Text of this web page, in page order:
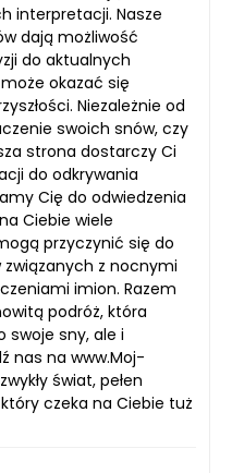
interpretacji. Nasze
dają możliwość
do aktualnych
okazać się
Niezależnie od
swoich snów, czy
strona dostarczy Ci
do odkrywania
Cię do odwiedzenia
Ciebie wiele
przyczynić się do
z nocnymi
imion. Razem
podróż, która
swoje sny, ale i
nas na www.Moj-
świat, pełen
czeka na Ciebie tuż